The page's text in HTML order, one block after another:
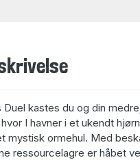
Duel kastes du og din
I havner i et ukendt
mystisk ormehul. Med
ressourcelagre er håbet